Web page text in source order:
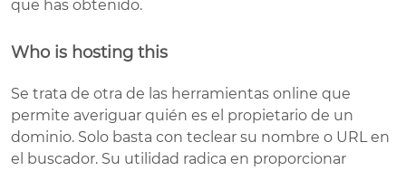
que has obtenido.
Who is hosting this
Se trata de otra de las herramientas online que
permite averiguar quién es el propietario de un
dominio. Solo basta con teclear su nombre o URL en
el buscador. Su utilidad radica en proporcionar